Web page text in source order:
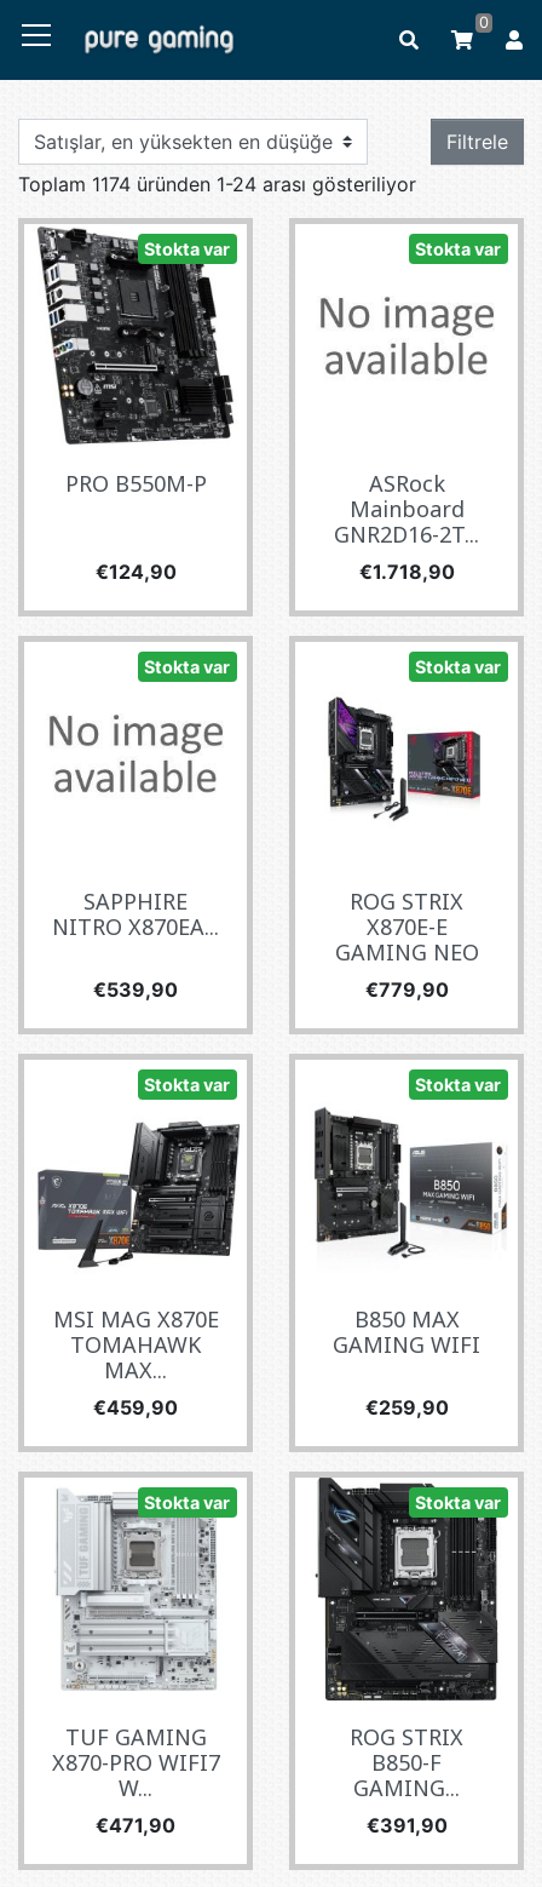
0
Filtrele
Toplam 1174 üründen 1-24 arası gösteriliyor
Stokta var
PRO B550M-P
Fiyat
€124,90
Stokta var
ASRock
Mainboard
GNR2D16-2T...
Fiyat
€1.718,90
Stokta var
SAPPHIRE
NITRO X870EA...
Fiyat
€539,90
Stokta var
ROG STRIX
X870E-E
GAMING NEO
Fiyat
€779,90
Stokta var
MSI MAG X870E
TOMAHAWK
MAX...
Fiyat
€459,90
Stokta var
B850 MAX
GAMING WIFI
Fiyat
€259,90
Stokta var
TUF GAMING
X870-PRO WIFI7
W...
Fiyat
€471,90
Stokta var
ROG STRIX
B850-F
GAMING...
Fiyat
€391,90